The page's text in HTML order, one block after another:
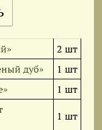
2 шт
дуб»
1 шт
1 шт
1 шт